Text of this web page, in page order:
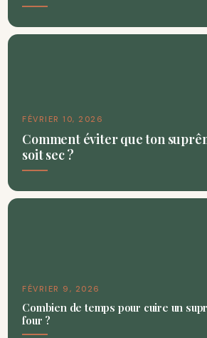
FÉVRIER 10, 2026
Comment éviter que ton
soit sec ?
FÉVRIER 9, 2026
Combien de temps pour cuire un
four ?